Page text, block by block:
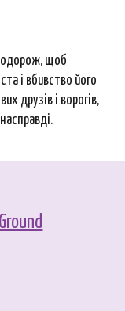
щоб
і вбивство його
друзів і ворогів,